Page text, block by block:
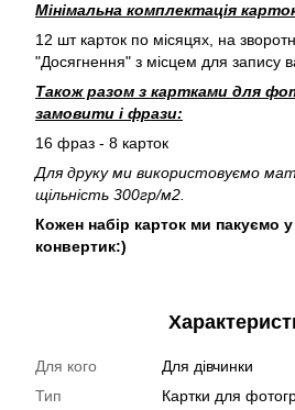
Мінімальна комплектація
12 шт карток по місяцях, на
"Досягнення" з місцем для запису
Також разом з картками для
замовити і фрази:
16 фраз - 8 карток
Для друку ми використовуємо
щільність 300гр/м2.
Кожен набір карток ми пакуємо
конвертик:)
Для кого
Для дівчинки
Тип
Картки для